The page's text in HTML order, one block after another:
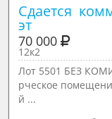
Сдается
эт
70 000
12к2
Лот 5501 БЕЗ
рческое
й ...